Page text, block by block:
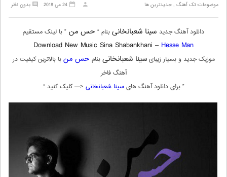
موضوعات:تک آهنگ ,جدیدترین ها بدون نظر 24 می 2018
دانلود آهنگ جدید سینا شعبانخانیبنام “ حس من ” با لینک مستقیم
Download New Music Sina Shabankhani – Hesse Man
موزیک جدید و بسیار زیبایسینا شعبانخانیبنام حس منبا بالاترین کیفیت در
آهنگ فاخر
” برای دانلود آهنگ هایسینا شعبانخانی <— کلیک کنید “